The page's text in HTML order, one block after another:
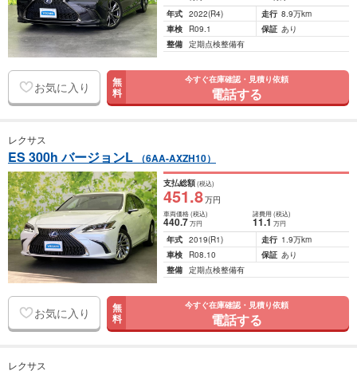
年式 2022(R4) 走行 8.9万km
車検
R09.1 保証 あり
整備 定期点検整備有
お気に入り 無
料
今すぐ在庫確認・見積り依頼
電話する
レクサス
ES 300h バージョンL （6AA-AXZH10）
支払総額(税込)
451.8万円
車両価格(税込)
440.7万円
諸費用 (税込)
11.1 万円
年式 2019(R1) 走行 1.9万km
車検
R08.10 保証 あり
整備 定期点検整備有
お気に入り 無
料
今すぐ在庫確認・見積り依頼
電話する
レクサス